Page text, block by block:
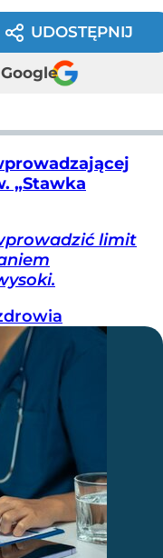
UDOSTĘPNIJ
„Stawka
limit